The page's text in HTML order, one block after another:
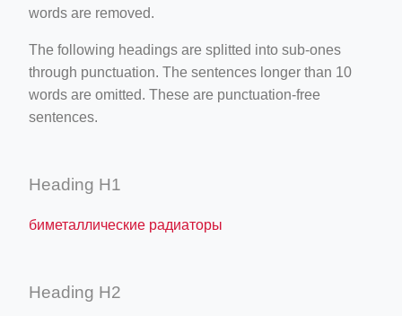
words are removed.
The following headings are splitted into sub-ones
through punctuation. The sentences longer than 10
words are omitted. These are punctuation-free
sentences.
Heading H1
биметаллические радиаторы
Heading H2